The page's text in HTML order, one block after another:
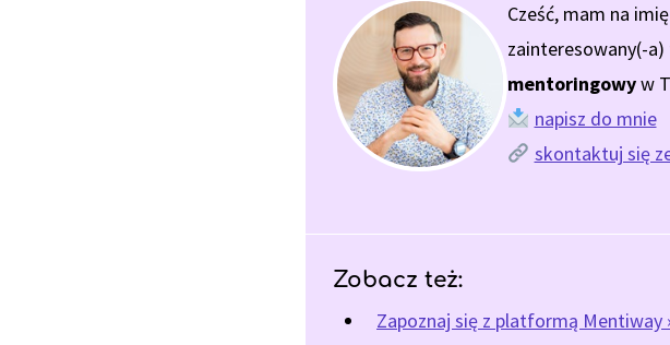
Cześć, mam na
zainteresowany(-
mentoringowyw
napisz do mnie
skontaktuj się
Zobacz też:
Zapoznaj się z platformą Mentiway